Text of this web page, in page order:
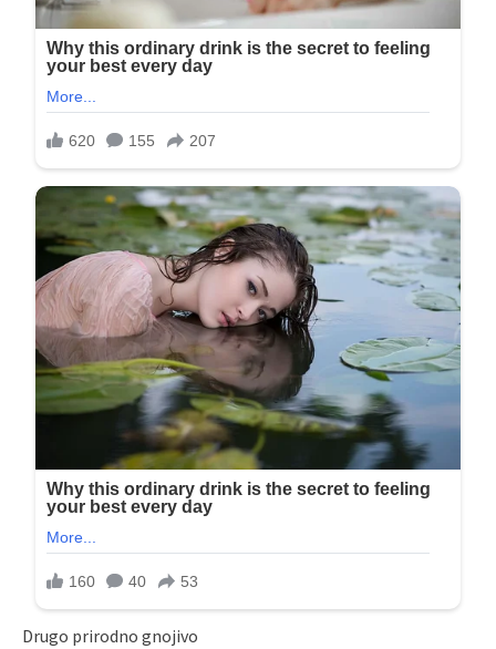
Drugo prirodno gnojivo